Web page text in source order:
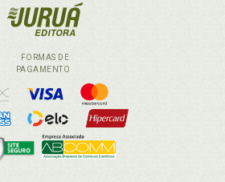
FORMAS DE
PAGAMENTO